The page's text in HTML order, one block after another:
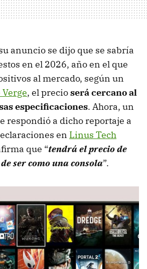
anuncio se dijo que se sabría
en el 2026, año en el que
al mercado, según un
, el precioserá cercano al
especificaciones. Ahora, un
respondió a dicho reportaje a
en Linus Tech
que “tendrá el precio de
ser como una consola”.